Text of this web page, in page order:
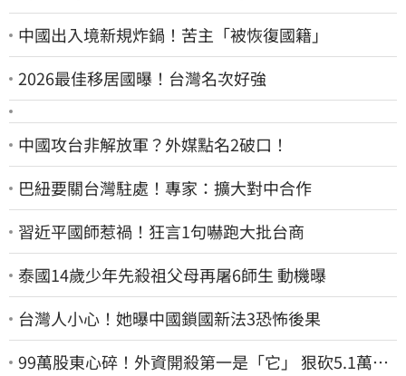
中國出入境新規炸鍋！苦主「被恢復國籍」
2026最佳移居國曝！台灣名次好強
中國攻台非解放軍？外媒點名2破口！
巴紐要關台灣駐處！專家：擴大對中合作
習近平國師惹禍！狂言1句嚇跑大批台商
泰國14歲少年先殺祖父母再屠6師生 動機曝
台灣人小心！她曝中國鎖國新法3恐怖後果
99萬股東心碎！外資開殺第一是「它」 狠砍5.1萬張